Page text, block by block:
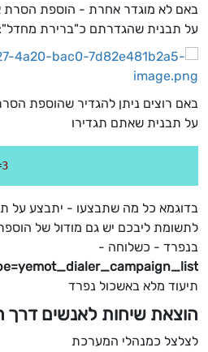
באם לא מוגדר אחרת - הוספת הסרת
על תבנית שהגדרתם כ"ברירת מחדל":
באם רוצים ניתן להגדיר שהוספת
על תבנית שאתם תגדירו
3
בדוגמא כל מה שתבצעו - יתבצע על
לתשומת ליבכם יש גם מודול של
בנפרד - כשלוחה -
תיעוד מלא באשכול נפרד
הוצאת שיחות לאנשים דרך
לצלצל כמנהלי המערכת